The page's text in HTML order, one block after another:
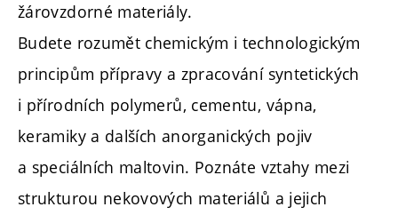
žárovzdorné materiály.
Budete rozumět chemickým i technologickým
principům přípravy a zpracování syntetických
i přírodních polymerů, cementu, vápna,
keramiky a dalších anorganických pojiv
a speciálních maltovin. Poznáte vztahy mezi
strukturou nekovových materiálů a jejich